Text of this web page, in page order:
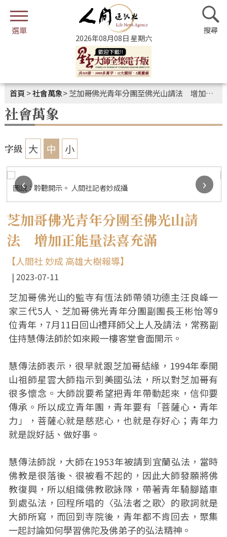
2026年08月08日 星期六
首頁 >社會萬象>芝加哥佛光青年分團至佛光山請法 增加正能量法喜充滿
社會萬象
字級 大 中 小
圖說：聆聽開示。 人間社記者妙成攝
‹
›
芝加哥佛光青年分團至佛光山請
法 增加正能量法喜充滿
【人間社 妙成 高雄大樹報導】
2023-07-11
芝加哥佛光山的監寺有恆法師帶領功德主汪良峰一
家三代5人、芝加哥佛光青年分團副團長王彬怡等9
位青年，7月11日回山禮拜師父上人及請法，常務副
住持慧傳法師於如來殿一樓客堂會面開示。
慧傳法師表示，很早就跟芝加哥結緣，1994年奉開
山祖師星雲大師指示到美國弘法，所以對芝加哥有
很多懷念。大師說要希望把青年帶動起來，信仰要
傳承。所以成立青年團，青年要有「菩薩心‧青年
力」，菩薩心就是慈悲心，也就是存好心；青年力
就是說好話、做好事。
慧傳法師說，大師在1953年被請到宜蘭弘法，當時
佛教是很落後、很被看不起的，因此大師發願將佛
教復興，所以組織佛教歌詠隊，帶著青年騎腳踏車
到處弘法，回程所唱的〈弘法者之歌〉的歌詞就是
大師所寫，而回到寺院後，青年都不肯回去，聚集
一起討論如何學習佛陀及佛弟子的弘法精神。